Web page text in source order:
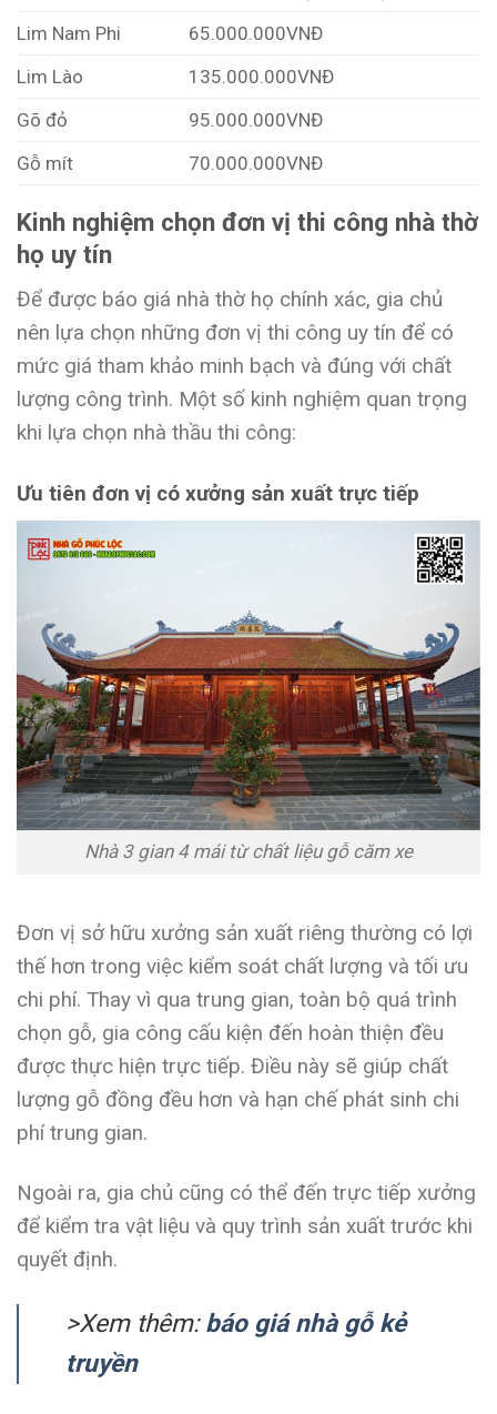
Lim Nam Phi
65.000.000VNĐ
Lim Lào
135.000.000VNĐ
Gõ đỏ
95.000.000VNĐ
Gỗ mít
70.000.000VNĐ
Kinh nghiệm chọn đơn vị thi công nhà thờ
họ uy tín
Để được báo giá nhà thờ họ chính xác, gia chủ
nên lựa chọn những đơn vị thi công uy tín để có
mức giá tham khảo minh bạch và đúng với chất
lượng công trình. Một số kinh nghiệm quan trọng
khi lựa chọn nhà thầu thi công:
Ưu tiên đơn vị có xưởng sản xuất trực tiếp
Nhà 3 gian 4 mái từ chất liệu gỗ căm xe
Đơn vị sở hữu xưởng sản xuất riêng thường có lợi
thế hơn trong việc kiểm soát chất lượng và tối ưu
chi phí. Thay vì qua trung gian, toàn bộ quá trình
chọn gỗ, gia công cấu kiện đến hoàn thiện đều
được thực hiện trực tiếp. Điều này sẽ giúp chất
lượng gỗ đồng đều hơn và hạn chế phát sinh chi
phí trung gian.
Ngoài ra, gia chủ cũng có thể đến trực tiếp xưởng
để kiểm tra vật liệu và quy trình sản xuất trước khi
quyết định.
>Xem thêm:báo giá nhà gỗ kẻ
truyền